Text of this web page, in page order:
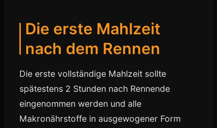
Die erste Mahlzeit
nach dem Rennen
Die erste vollständige Mahlzeit sollte
spätestens 2 Stunden nach Rennende
eingenommen werden und alle
Makronährstoffe in ausgewogener Form